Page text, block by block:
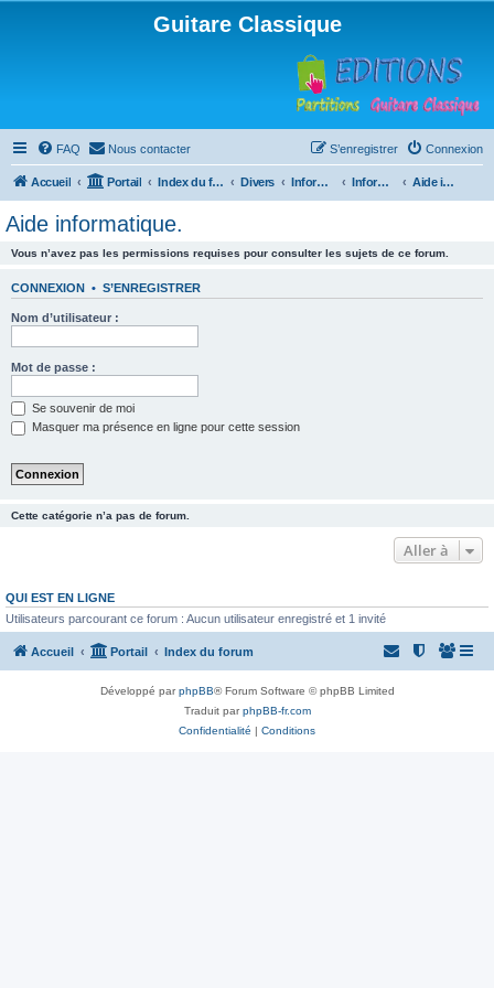
Guitare Classique
FAQ Nous contacter Connexion
S’enregistrer
Accueil Portail Index du forum Divers Informatique Informatique Aide informatique.
Aide informatique.
Vous n’avez pas les permissions requises pour consulter les sujets de ce forum.
CONNEXION • S’ENREGISTRER
Nom d’utilisateur :
Mot de passe :
Se souvenir de moi
Masquer ma présence en ligne pour cette session
Cette catégorie n’a pas de forum.
Aller à
QUI EST EN LIGNE
Utilisateurs parcourant ce forum : Aucun utilisateur enregistré et 1 invité
Accueil Portail Index du forum
Développé parphpBB® Forum Software © phpBB Limited
Traduit parphpBB-fr.com
Confidentialité | Conditions